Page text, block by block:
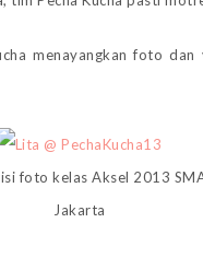
menayangkan foto
foto kelas Aksel 2013
Jakarta